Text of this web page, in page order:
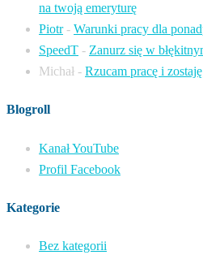
na twoją emeryturę
Piotr- Warunki pracy dla
SpeedT - Zanurz się w
Michał - Rzucam pracę i
Blogroll
Kanał YouTube
Profil Facebook
Kategorie
Bez kategorii